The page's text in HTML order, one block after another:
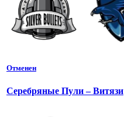
Отменен
Серебряные Пули – Витязи